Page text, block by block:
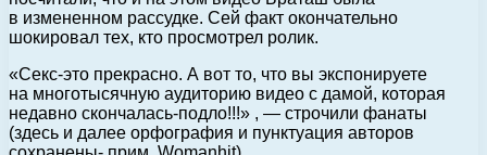
в измененном рассудке. Сей факт окончательно
шокировал тех, кто просмотрел ролик.
«Секс-это прекрасно. А вот то, что вы экспонируете
на многотысячную аудиторию видео с дамой, которая
недавно скончалась-подло!!!» , — строчили фанаты
(здесь и далее орфография и пунктуация авторов